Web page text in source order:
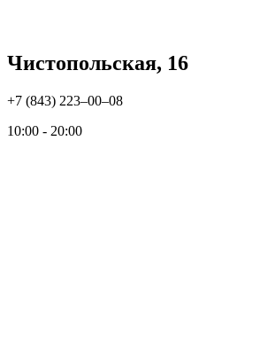
Чистопольская, 16
+7 (843) 223‒00‒08
10:00 - 20:00